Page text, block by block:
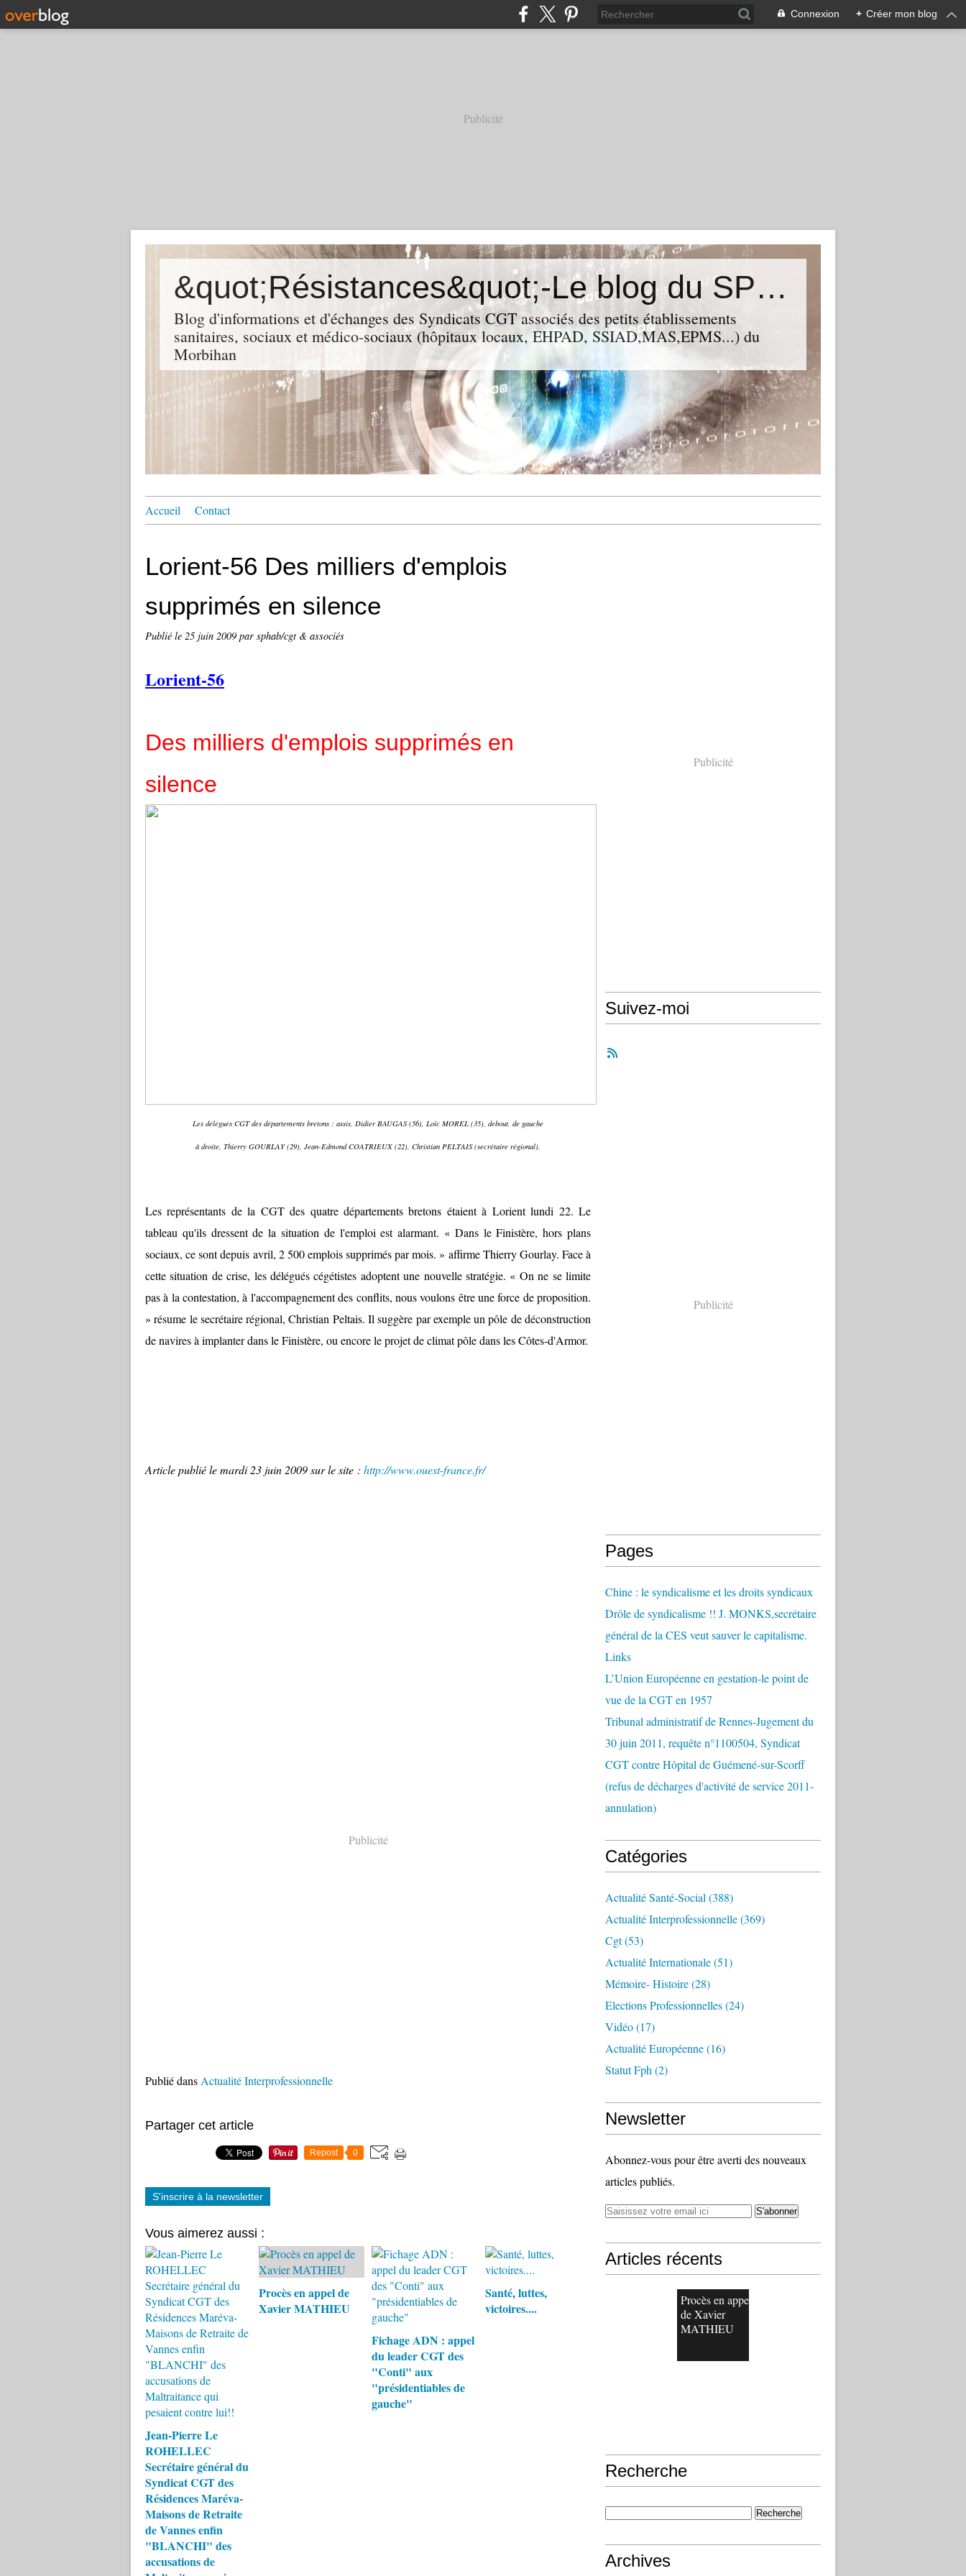
Connexion + Créer mon blog
Publicité
&quot;Résistances&quot;-Le blog du SPHAB/CGT (56-Guémené-sur-Scorff) et des Syndicats CGT associés des petits établissements sanitaires, sociaux et médico-sociaux du Morbihan qui résistent à la casse
Blog d'informations et d'échanges des Syndicats CGT associés des petits établissements
sanitaires, sociaux et médico-sociaux (hôpitaux locaux, EHPAD, SSIAD,MAS,EPMS...) du
Morbihan
Accueil Contact
Lorient-56 Des milliers d'emplois
supprimés en silence
Publié le 25 juin 2009 par sphab/cgt & associés
Lorient-56
Des milliers d'emplois supprimés en
silence
Les délégués CGT des départements bretons : assis, Didier BAUGAS (56), Loïc MOREL (35), debout, de gauche
à droite, Thierry GOURLAY (29), Jean-Edmond COATRIEUX (22), Christian PELTAIS (secrétaire régional).
Les représentants de la CGT des quatre départements bretons étaient à Lorient lundi 22. Le
tableau qu'ils dressent de la situation de l'emploi est alarmant. « Dans le Finistère, hors plans
sociaux, ce sont depuis avril, 2 500 emplois supprimés par mois. » affirme Thierry Gourlay. Face à
cette situation de crise, les délégués cégétistes adoptent une nouvelle stratégie. « On ne se limite
pas à la contestation, à l'accompagnement des conflits, nous voulons être une force de proposition.
» résume le secrétaire régional, Christian Peltais. Il suggère par exemple un pôle de déconstruction
de navires à implanter dans le Finistère, ou encore le projet de climat pôle dans les Côtes-d'Armor.
Article publié le mardi 23 juin 2009 sur le site : http://www.ouest-france.fr/
Publicité
Publié dans Actualité Interprofessionnelle
Partager cet article
Repost 0
S'inscrire à la newsletter
Vous aimerez aussi :
Jean-Pierre Le
ROHELLEC
Secrétaire général du
Syndicat CGT des
Résidences Maréva-
Maisons de Retraite
de Vannes enfin
"BLANCHI" des
accusations de
Procès en appel de
Xavier MATHIEU
Fichage ADN : appel
du leader CGT des
"Conti" aux
"présidentiables de
gauche"
Santé, luttes,
victoires....
Publicité
Suivez-moi
Publicité
Pages
Chine : le syndicalisme et les droits syndicaux
Drôle de syndicalisme !! J. MONKS,secrétaire
général de la CES veut sauver le capitalisme.
Links
L’Union Européenne en gestation-le point de
vue de la CGT en 1957
Tribunal administratif de Rennes-Jugement du
30 juin 2011, requête n°1100504, Syndicat
CGT contre Hôpital de Guémené-sur-Scorff
(refus de décharges d'activité de service 2011-
annulation)
Catégories
Actualité Santé-Social (388)
Actualité Interprofessionnelle(369)
Cgt(53)
Actualité Internationale(51)
Mémoire- Histoire(28)
Elections Professionnelles(24)
Vidéo(17)
Actualité Européenne(16)
Statut Fph (2)
Newsletter
Abonnez-vous pour être averti des nouveaux
articles publiés.
Articles récents
Procès en appel
de Xavier
MATHIEU
Recherche
Archives